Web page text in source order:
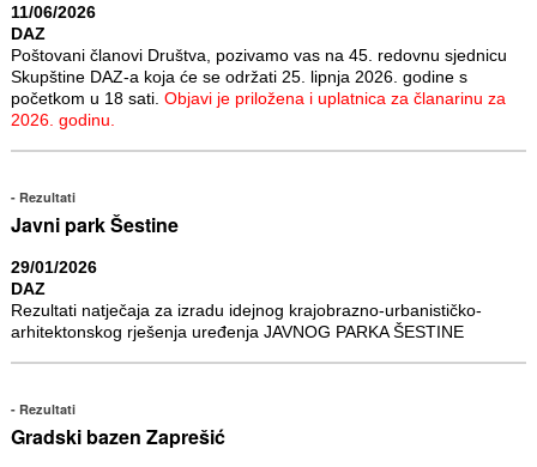
11/06/2026
DAZ
Poštovani članovi Društva, pozivamo vas na 45. redovnu sjednicu
Skupštine DAZ-a koja će se održati 25. lipnja 2026. godine s
početkom u 18 sati. Objavi je priložena i uplatnica za članarinu za
2026. godinu.
Rezultati
Javni park Šestine
29/01/2026
DAZ
Rezultati natječaja za izradu idejnog krajobrazno-urbanističko-
arhitektonskog rješenja uređenja JAVNOG PARKA ŠESTINE
Rezultati
Gradski bazen Zaprešić